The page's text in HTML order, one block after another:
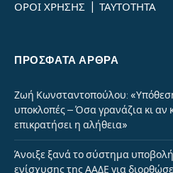
ΟΡΟΙ ΧΡΗΣΗΣ ΤΑΥΤΟΤΗΤΑ
ΠΡΌΣΦΑΤΑ ΆΡΘΡΑ
Ζωή Κωνσταντοπούλου:
υποκλοπές – Όσα γρανάζια κι αν
επικρατήσει η αλήθεια»
Άνοιξε ξανά το σύστημα
ενίσχυσης της ΑΑΔΕ για